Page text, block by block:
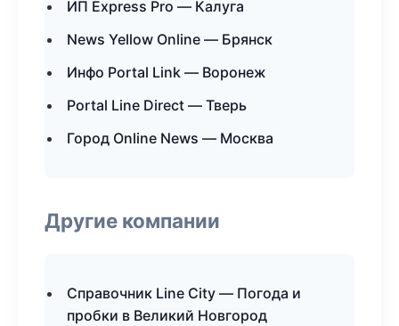
ИП Express Pro — Калуга
News Yellow Online — Брянск
Инфо Portal Link — Воронеж
Portal Line Direct — Тверь
Город Online News — Москва
Другие компании
Справочник Line City — Погода и
пробки в Великий Новгород